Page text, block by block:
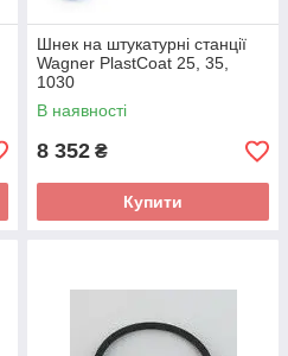
Шнек на штукатурні станції
Wagner PlastCoat 25, 35,
1030
В наявності
8 352 ₴
Купити